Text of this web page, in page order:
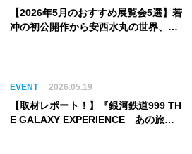
【2026年5月のおすすめ展覧会5選】若
冲の初公開作から安西水丸の世界、そ
EVENT 2026.05.19
【取材レポート！】『銀河鉄道999 TH
E GALAXY EXPERIENCE あの旅